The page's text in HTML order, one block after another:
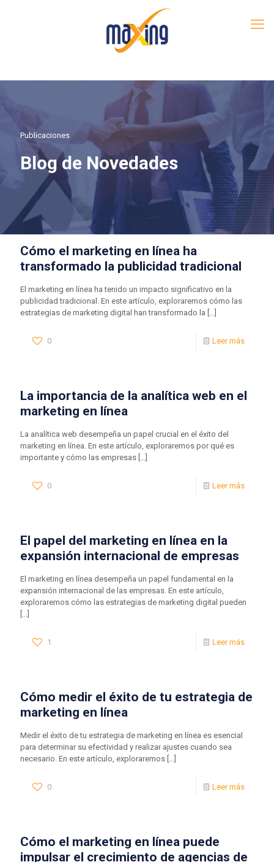
Publicaciones
Blog de Novedades
Cómo el marketing en línea ha
transformado la publicidad tradicional
El marketing en línea ha tenido un impacto significativo en la
publicidad tradicional. En este artículo, exploraremos cómo las
estrategias de marketing digital han transformado la […]
0 Leer más
La importancia de la analítica web en el
marketing en línea
La analítica web desempeña un papel crucial en el éxito del
marketing en línea. En este artículo, exploraremos por qué es
importante y cómo las empresas […]
0 Leer más
El papel del marketing en línea en la
expansión internacional de empresas
El marketing en línea desempeña un papel fundamental en la
expansión internacional de las empresas. En este artículo,
exploraremos cómo las estrategias de marketing digital pueden
[…]
1 Leer más
Cómo medir el éxito de tu estrategia de
marketing en línea
Medir el éxito de tu estrategia de marketing en línea es esencial
para determinar su efectividad y realizar ajustes cuando sea
necesario. En este artículo, exploraremos […]
0 Leer más
Cómo el marketing en línea puede
impulsar el crecimiento de agencias de